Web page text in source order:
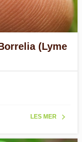
(Lyme
LES MER